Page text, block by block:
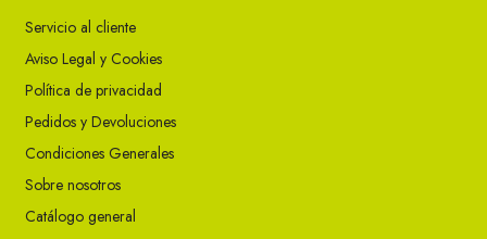
Servicio al cliente
Aviso Legal y Cookies
Política de privacidad
Pedidos y Devoluciones
Condiciones Generales
Sobre nosotros
Catálogo general